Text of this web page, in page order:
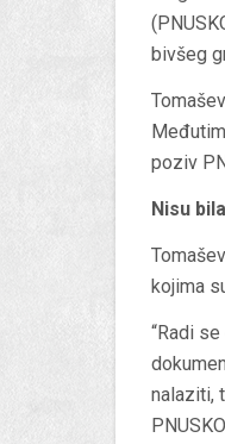
bivšeg
poziv
Nisu
kojima
“Radi
nalaziti,